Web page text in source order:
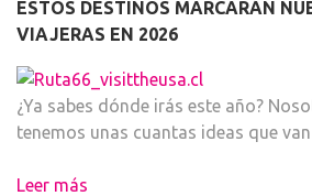
ESTOS DESTINOS MARCARÁN
VIAJERAS EN 2026
¿Ya sabes dónde irás este año?
tenemos unas cuantas ideas que
Leer más